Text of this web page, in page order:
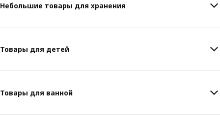
Небольшие товары для хранения
Товары для детей
Товары для ванной